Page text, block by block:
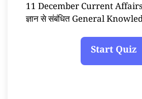
11 December Current Affairs
ज्ञान से संबंधित General